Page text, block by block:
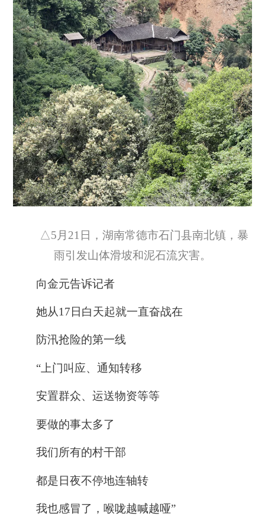
△5月21日，湖南常德市石门县南北镇，暴
雨引发山体滑坡和泥石流灾害。
向金元告诉记者
她从17日白天起就一直奋战在
防汛抢险的第一线
“上门叫应、通知转移
安置群众、运送物资等等
要做的事太多了
我们所有的村干部
都是日夜不停地连轴转
我也感冒了，喉咙越喊越哑”